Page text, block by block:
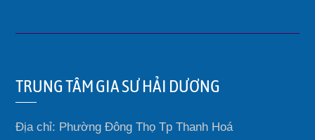
TRUNG TÂM GIA SƯ HẢI DƯƠNG
Địa chỉ: Phường Đông Thọ Tp Thanh Hoá